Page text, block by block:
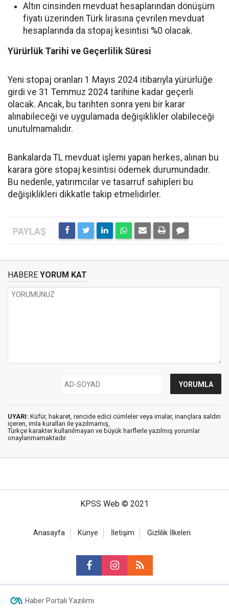
Altın cinsinden mevduat hesaplarından dönüşüm
fiyatı üzerinden Türk lirasına çevrilen mevduat
hesaplarında da stopaj kesintisi %0 olacak.
Yürürlük Tarihi ve Geçerlilik Süresi
Yeni stopaj oranları 1 Mayıs 2024 itibarıyla yürürlüğe
girdi ve 31 Temmuz 2024 tarihine kadar geçerli
olacak. Ancak, bu tarihten sonra yeni bir karar
alınabileceği ve uygulamada değişiklikler olabileceği
unutulmamalıdır.
Bankalarda TL mevduat işlemi yapan herkes, alınan bu
karara göre stopaj kesintisi ödemek durumundadır.
Bu nedenle, yatırımcılar ve tasarruf sahipleri bu
değişiklikleri dikkatle takip etmelidirler.
HABERE YORUM KAT
UYARI: Küfür, hakaret, rencide edici cümleler veya imalar, inançlara saldırı
içeren, imla kuralları ile yazılmamış,
Türkçe karakter kullanılmayan ve büyük harflerle yazılmış yorumlar
onaylanmamaktadır.
KPSS Web © 2021
Anasayfa Künye İletişim Gizlilik İlkeleri
Haber Portalı Yazılımı